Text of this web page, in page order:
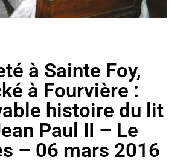
à Sainte Foy,
à Fourvière :
histoire du lit
Paul II – Le
– 06 mars 2016